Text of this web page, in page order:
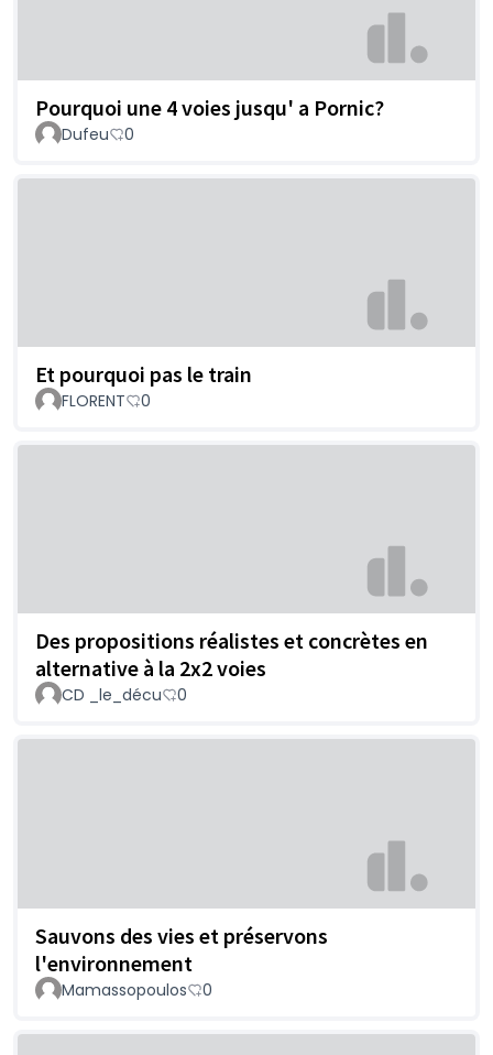
Pourquoi une 4 voies jusqu' a Pornic?
Dufeu 0
Et pourquoi pas le train
FLORENT 0
Des propositions réalistes et concrètes en
alternative à la 2x2 voies
CD _le_décu 0
Sauvons des vies et préservons
l'environnement
Mamassopoulos 0